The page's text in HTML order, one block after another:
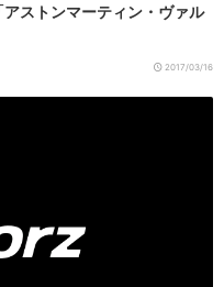
ストンマーティン・ヴァル
2017/03/16